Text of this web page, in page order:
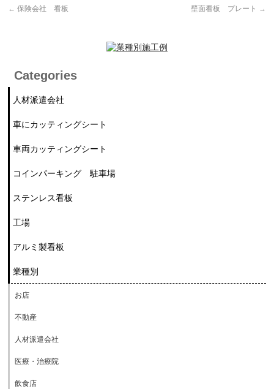
← 保険会社 看板 壁面看板 プレート →
Categories
人材派遣会社
車にカッティングシート
車両カッティングシート
コインパーキング 駐車場
ステンレス看板
工場
アルミ製看板
業種別
お店
不動産
人材派遣会社
医療・治療院
飲食店